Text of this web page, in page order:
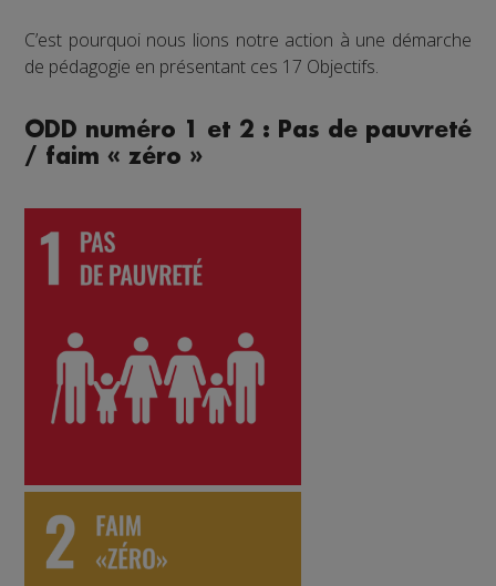
C’est pourquoi nous lions notre action à une démarche
de pédagogie en présentant ces 17 Objectifs.
ODD numéro 1 et 2 : Pas de pauvreté
/ faim « zéro »